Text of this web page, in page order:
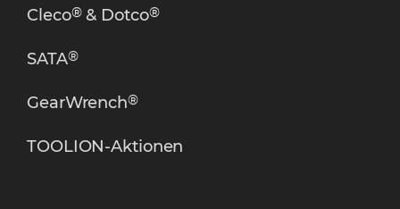
Cleco®& Dotco®
SATA®
GearWrench®
TOOLION-Aktionen